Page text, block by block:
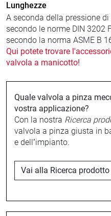
Lunghezze
A seconda della pressione
secondo le norme DIN 3202
secondo la norma ASME B
Qui potete trovare
valvola a manicotto!
Quale valvola a pinza
vostra applicazione?
Con la nostra Ricerca
valvola a pinza giusta in
e dell’impianto.
Vai alla Ricerca prodotto